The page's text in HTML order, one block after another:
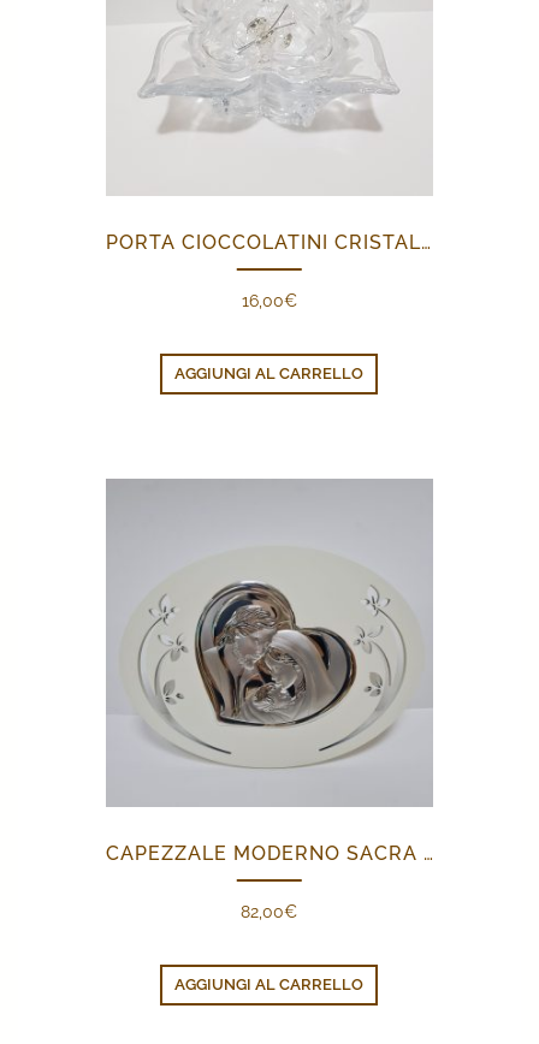
PORTA CIOCCOLATINI CRISTALLO FARFALLA
16,00€
AGGIUNGI AL CARRELLO
CAPEZZALE MODERNO SACRA FAMIGLIA
82,00€
AGGIUNGI AL CARRELLO